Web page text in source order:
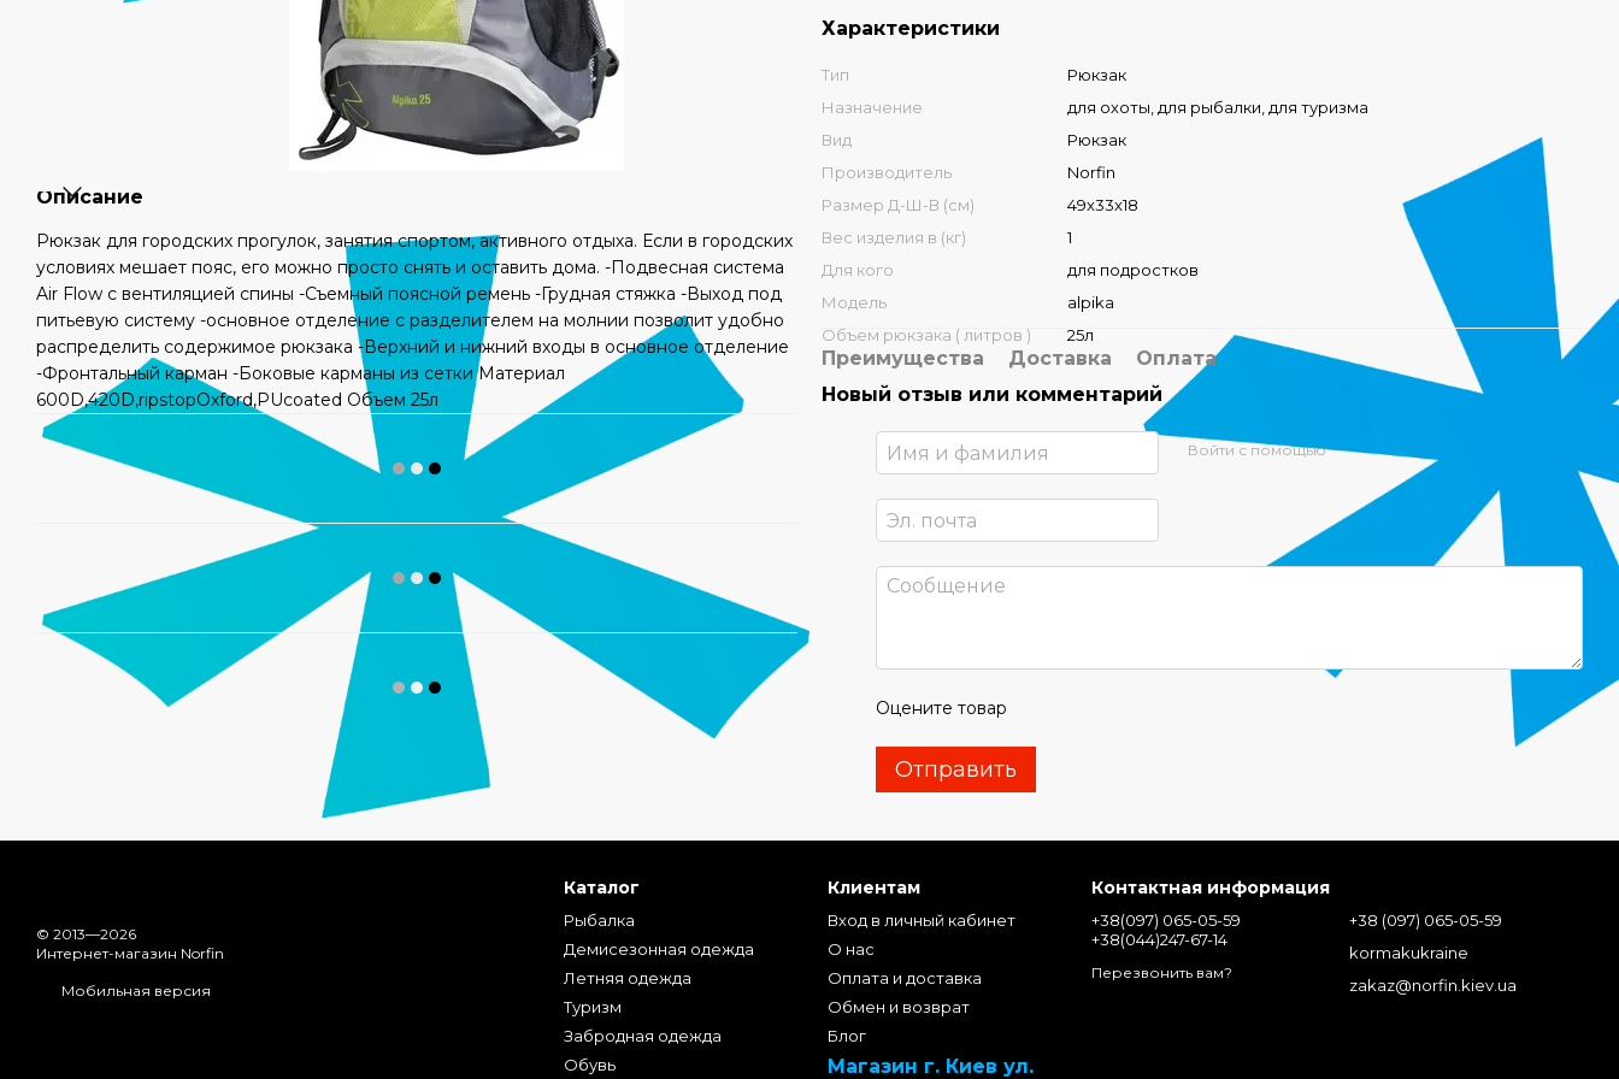
Описание
Рюкзак для городских прогулок, занятия спортом, активного отдыха. Если в городских
условиях мешает пояс, его можно просто снять и оставить дома. -Подвесная система
Air Flow с вентиляцией спины -Съемный поясной ремень -Грудная стяжка -Выход под
питьевую систему -основное отделение с разделителем на молнии позволит удобно
распределить содержимое рюкзака -Верхний и нижний входы в основное отделение
-Фронтальный карман -Боковые карманы из сетки Материал
600D,420D,ripstopOxford,PUcoated Объем 25л
Характеристики
Тип
Рюкзак
Назначение
для охоты, для рыбалки, для туризма
Вид
Рюкзак
Производитель
Norfin
Размер Д-Ш-В (см)
49x33x18
Вес изделия в (кг)
1
Для кого
для подростков
Модель
alpika
Объем рюкзака ( литров )
25л
Преимущества Доставка
Оплата
Новый отзыв или комментарий
Войти с помощью
Оцените товар
Отправить
© 2013—2026
Интернет-магазин Norfin
Мобильная версия
Каталог
Рыбалка
Демисезонная одежда
Летняя одежда
Туризм
Забродная одежда
Обувь
Клиентам
Вход в личный кабинет
О нас
Оплата и доставка
Обмен и возврат
Блог
Магазин г. Киев ул.
Контактная информация
+38(097) 065-05-59
+38(044)247-67-14
Перезвонить вам?
+38 (097) 065-05-59
kormakukraine
zakaz@norfin.kiev.ua